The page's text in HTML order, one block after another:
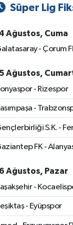
Süper Lig
Ağustos, Cuma
- Çorum
Ağustos,
- Rizespor
-
S.K. -
FK -
Ağustos, Pazar
-
- Eyüpspor